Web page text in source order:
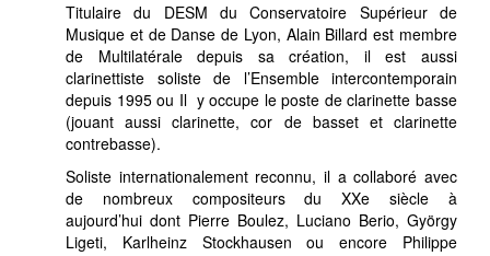
Titulaire du DESM du Conservatoire Supérieur de
Musique et de Danse de Lyon, Alain Billard est membre
de Multilatérale depuis sa création, il est aussi
clarinettiste soliste de l’Ensemble intercontemporain
depuis 1995 ou Il y occupe le poste de clarinette basse
(jouant aussi clarinette, cor de basset et clarinette
contrebasse).
Soliste internationalement reconnu, il a collaboré avec
de nombreux compositeurs du XXe siècle à
aujourd’hui dont Pierre Boulez, Luciano Berio, György
Ligeti, Karlheinz Stockhausen ou encore Philippe